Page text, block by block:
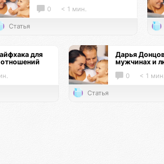
0 < 1 мин.
Статья
для
Дарья
мужчинах и
0 < 1
Статья